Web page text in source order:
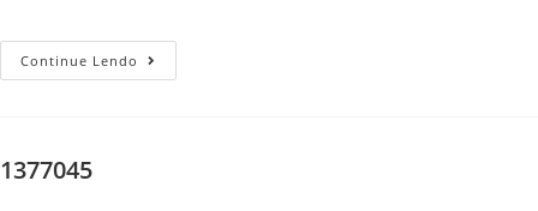
Continue Lendo
1377045